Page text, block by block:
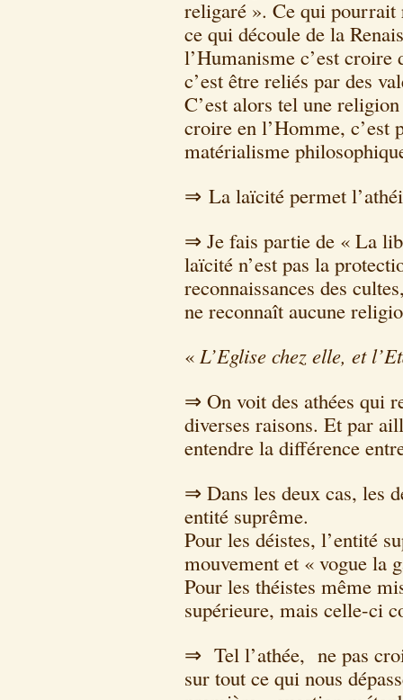
religaré ». Ce qui
ce qui découle de la
l’Humanisme c’est croire
c’est être reliés par des
C’est alors tel une
croire en l’Homme, c’est
matérialisme
⇒ La laïcité permet
⇒ Je fais partie de « La
laïcité n’est pas la
reconnaissances des
ne reconnaît aucune
« L’Eglise chez elle, et
⇒ On voit des athées qui
diverses raisons. Et par
entendre la différence
⇒ Dans les deux cas, les
entité suprême.
Pour les déistes, l’entité
mouvement et « vogue la
Pour les théistes même
supérieure, mais celle-ci
⇒ Tel l’athée, ne pas
sur tout ce qui nous